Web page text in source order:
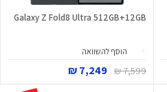
Galaxy Z Fold8 Ultra 512GB+12GB
הוסף להשוואה
7,599 ₪
7,249 ₪